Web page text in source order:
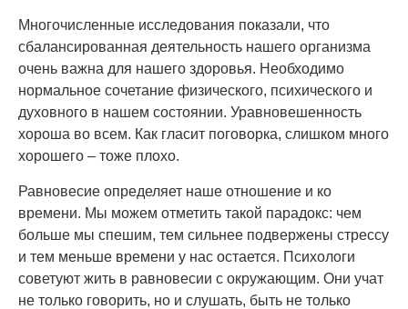
Многочисленные исследования показали, что
сбалансированная деятельность нашего организма
очень важна для нашего здоровья. Необходимо
нормальное сочетание физического, психического и
духовного в нашем состоянии. Уравновешенность
хороша во всем. Как гласит поговорка, слишком много
хорошего – тоже плохо.
Равновесие определяет наше отношение и ко
времени. Мы можем отметить такой парадокс: чем
больше мы спешим, тем сильнее подвержены стрессу
и тем меньше времени у нас остается. Психологи
советуют жить в равновесии с окружающим. Они учат
не только говорить, но и слушать, быть не только